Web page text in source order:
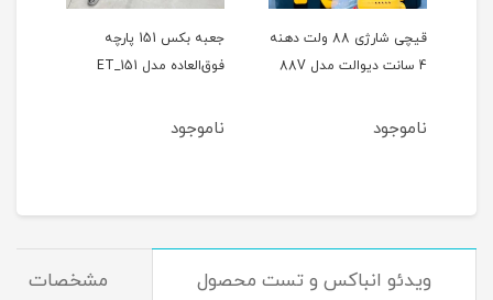
قیچی شارژی 88 ولت دهنه
4 سانت دیوالت مدل 88V
ناموجود
جعبه بکس 151 پارچه
فوق‌العاده مدل ET_151
ناموجود
ویدئو انباکس و تست محصول مشخصات